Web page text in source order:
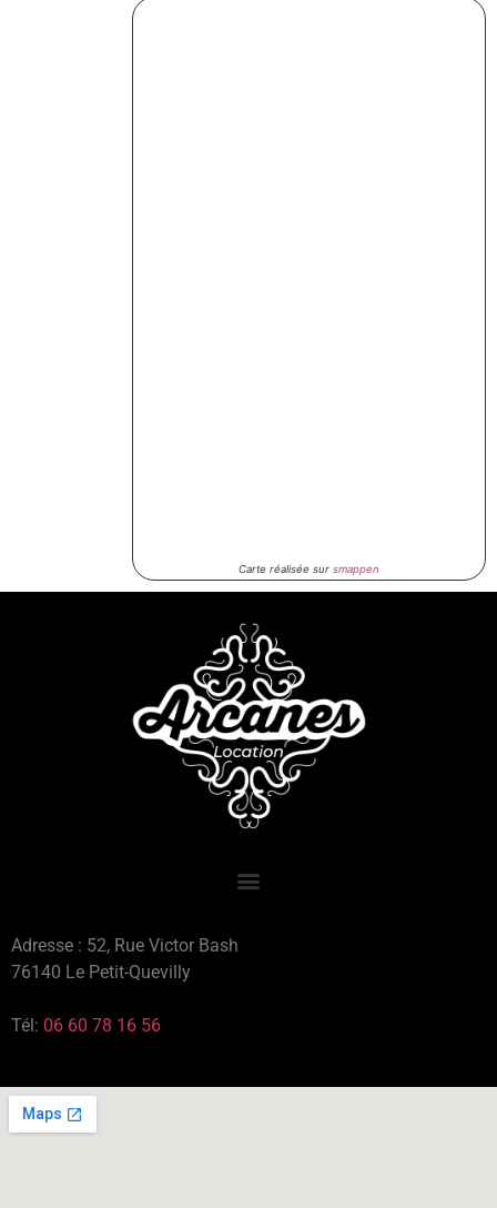
Carte réalisée sur smappen
Adresse : 52, Rue Victor Bash
76140 Le Petit-Quevilly
Tél: 06 60 78 16 56